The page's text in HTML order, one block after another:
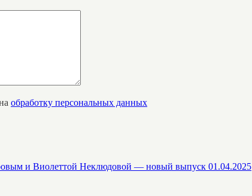
обработку персональных данных
и Виолеттой Неклюдовой — новый выпуск 01.04.2025